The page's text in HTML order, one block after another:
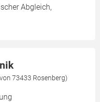
Abgleich,
73433 Rosenberg)